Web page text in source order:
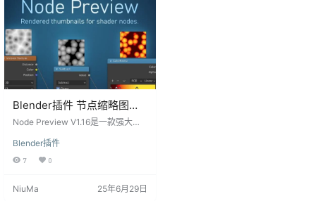
Blender插件 节点缩略图可
视化预览 Node Preview
Node Preview V1.16是一款强大的B
的Shader节点提供了可视化的缩略
图预览功能。不仅如此，该插件还
本文将介绍这一插件的特点和注意
Blender插件
7 0
NiuMa 25年6月29日